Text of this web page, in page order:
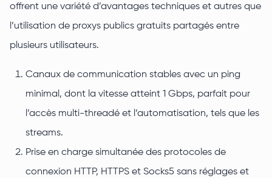
offrent une variété d’avantages techniques et autres que
l’utilisation de proxys publics gratuits partagés entre
plusieurs utilisateurs.
Canaux de communication stables avec un ping
minimal, dont la vitesse atteint 1 Gbps, parfait pour
l’accès multi-threadé et l’automatisation, tels que les
streams.
Prise en charge simultanée des protocoles de
connexion HTTP, HTTPS et Socks5 sans réglages et